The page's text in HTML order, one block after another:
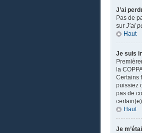
J’ai
Pas de
sur J’ai
Haut
Je suis
la
Certains
puissiez
pas de
Haut
Je